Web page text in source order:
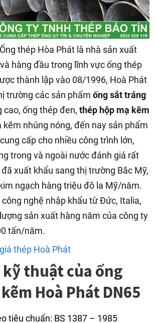
thép Hòa Phát là nhà sản xuất
hàng đầu trong lĩnh vực ống thép
thành lập vào 08/1996, Hoà Phát
trường các sản phẩm ống sắt tráng
cao, ống thép đen, thép hộp mạ kẽm
kẽm nhúng nóng, đến nay sản phẩm
cấp cho nhiều công trình lớn,
trong và ngoài nước đánh giá rất
xuất khẩu sang thị trường Bắc Mỹ,
ngạch hàng triệu đô la Mỹ/năm.
nghệ nhập khẩu từ Đức, Italia,
sản xuất hàng năm của công ty
tấn/năm.
thép Hoà Phát
thuật của ống
Hoà Phát DN65
tiêu chuẩn: BS 1387 – 1985